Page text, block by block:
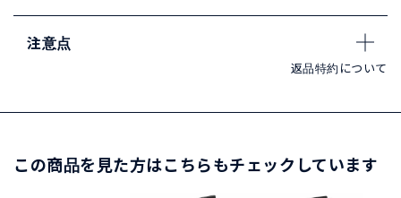
注意点
返品特約について
この商品を見た方はこちらもチェックしています